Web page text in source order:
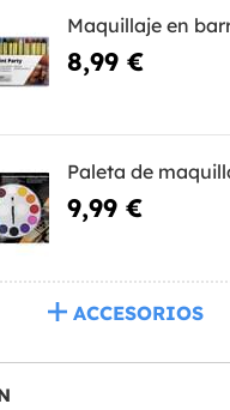
Maquillaje en
8,99 €
Paleta de
9,99 €
ACCESORIOS